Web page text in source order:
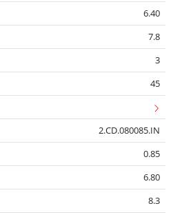
6.40
7.8
3
45
2.CD.080085.IN
0.85
6.80
8.3